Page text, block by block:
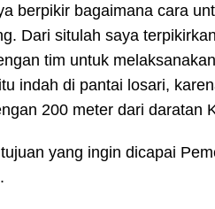
berpikir bagaimana cara
Dari situlah saya
tim untuk
indah di pantai losari,
200 meter dari daratan
yang ingin dicapai